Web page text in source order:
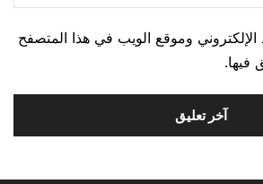
وموقع الويب في هذا المتصفح
فيها.